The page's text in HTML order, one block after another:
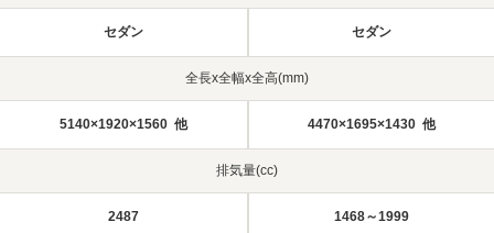
セダン セダン
全長x全幅x全高(mm)
5140×1920×1560 他 4470×1695×1430 他
排気量(cc)
2487 1468～1999